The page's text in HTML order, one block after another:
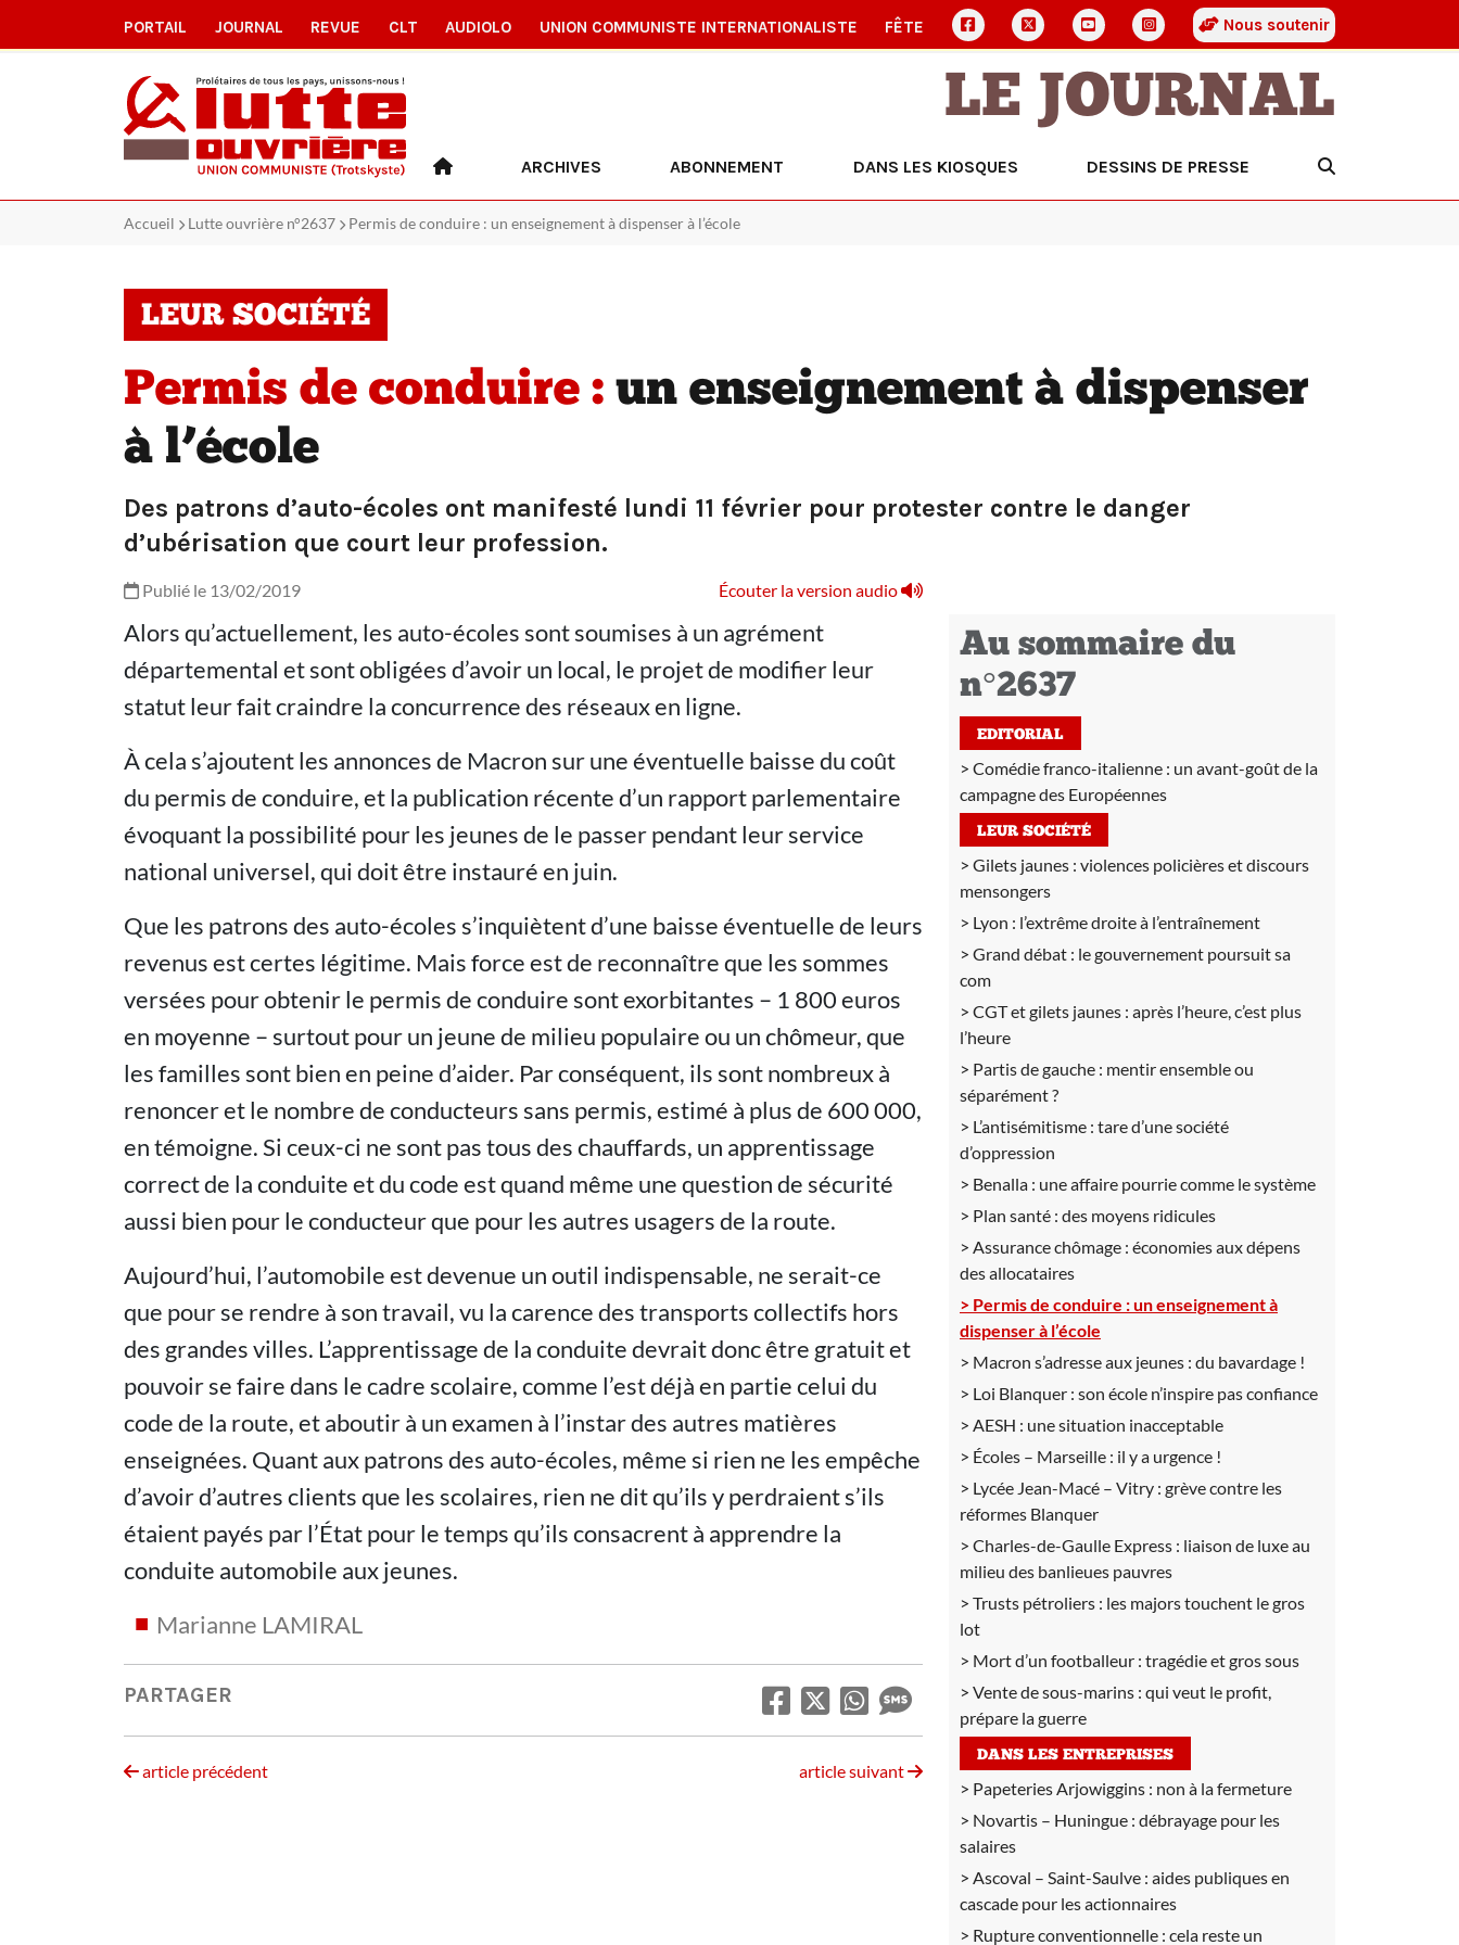
PORTAIL JOURNAL REVUE CLT AUDIOLO UNION COMMUNISTE INTERNATIONALISTE FÊTE Nous soutenir
LE JOURNAL
ARCHIVES ABONNEMENT DANS LES KIOSQUES DESSINS DE PRESSE
Accueil Lutte ouvrière n°2637 Permis de conduire : un enseignement à dispenser à l’école
LEUR SOCIÉTÉ
Permis de conduire : un enseignement à dispenser
à l’école
Des patrons d’auto-écoles ont manifesté lundi 11 février pour protester contre le danger
d’ubérisation que court leur profession.
Publié le 13/02/2019 Écouter la version audio
Alors qu’actuellement, les auto-écoles sont soumises à un agrément
départemental et sont obligées d’avoir un local, le projet de modifier leur
statut leur fait craindre la concurrence des réseaux en ligne.
À cela s’ajoutent les annonces de Macron sur une éventuelle baisse du coût
du permis de conduire, et la publication récente d’un rapport parlementaire
évoquant la possibilité pour les jeunes de le passer pendant leur service
national universel, qui doit être instauré en juin.
Que les patrons des auto-écoles s’inquiètent d’une baisse éventuelle de leurs
revenus est certes légitime. Mais force est de reconnaître que les sommes
versées pour obtenir le permis de conduire sont exorbitantes – 1 800 euros
en moyenne – surtout pour un jeune de milieu populaire ou un chômeur, que
les familles sont bien en peine d’aider. Par conséquent, ils sont nombreux à
renoncer et le nombre de conducteurs sans permis, estimé à plus de 600 000,
en témoigne. Si ceux-ci ne sont pas tous des chauffards, un apprentissage
correct de la conduite et du code est quand même une question de sécurité
aussi bien pour le conducteur que pour les autres usagers de la route.
Aujourd’hui, l’automobile est devenue un outil indispensable, ne serait-ce
que pour se rendre à son travail, vu la carence des transports collectifs hors
des grandes villes. L’apprentissage de la conduite devrait donc être gratuit et
pouvoir se faire dans le cadre scolaire, comme l’est déjà en partie celui du
code de la route, et aboutir à un examen à l’instar des autres matières
enseignées. Quant aux patrons des auto-écoles, même si rien ne les empêche
d’avoir d’autres clients que les scolaires, rien ne dit qu’ils y perdraient s’ils
étaient payés par l’État pour le temps qu’ils consacrent à apprendre la
conduite automobile aux jeunes.
Marianne LAMIRAL
PARTAGER
article précédent article suivant
Au sommaire du
n°2637
EDITORIAL
Comédie franco-italienne : un avant-goût de la
campagne des Européennes
LEUR SOCIÉTÉ
Gilets jaunes : violences policières et discours
mensongers
Lyon : l’extrême droite à l’entraînement
Grand débat : le gouvernement poursuit sa
com
CGT et gilets jaunes : après l’heure, c’est plus
l’heure
Partis de gauche : mentir ensemble ou
séparément ?
L’antisémitisme : tare d’une société
d’oppression
Benalla : une affaire pourrie comme le système
Plan santé : des moyens ridicules
Assurance chômage : économies aux dépens
des allocataires
Permis de conduire :un enseignement à
dispenser à l’école
Macron s’adresse aux jeunes : du bavardage !
Loi Blanquer : son école n’inspire pas confiance
AESH : une situation inacceptable
Écoles – Marseille : il y a urgence !
Lycée Jean-Macé – Vitry : grève contre les
réformes Blanquer
Charles-de-Gaulle Express : liaison de luxe au
milieu des banlieues pauvres
Trusts pétroliers : les majors touchent le gros
lot
Mort d’un footballeur : tragédie et gros sous
Vente de sous-marins : qui veut le profit,
prépare la guerre
DANS LES ENTREPRISES
Papeteries Arjowiggins : non à la fermeture
Novartis – Huningue : débrayage pour les
salaires
Ascoval – Saint-Saulve : aides publiques en
cascade pour les actionnaires
Rupture conventionnelle : cela reste un